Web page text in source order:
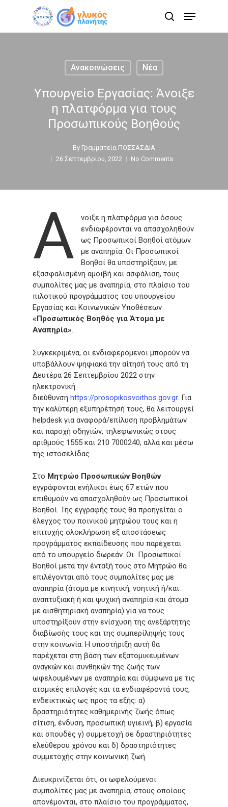
search
Menu
Ανακοινώσεις Νέα
Υπουργείο Εργασίας: Άνοιξε
η πλατφόρμα για τους
Προσωπικούς Βοηθούς
By Γραμματεία ΠΟΣΣΑΣΔΙΑ
26 Σεπτεμβρίου, 2022
No Comments
Ά
νοιξε η πλατφόρμα για όσους
ενδιαφέρονται να απασχοληθούν
ως Προσωπικοί Βοηθοί ατόμων
με αναπηρία. Οι Προσωπικοί
Βοηθοί θα υποστηρίξουν, με
εξασφαλισμένη αμοιβή και ασφάλιση, τους
συμπολίτες μας με αναπηρία, στο πλαίσιο του
πιλοτικού προγράμματος του υπουργείου
Εργασίας και Κοινωνικών Υποθέσεων
«Προσωπικός Βοηθός για Άτομα με
Αναπηρία».
Συγκεκριμένα, οι ενδιαφερόμενοι μπορούν να
υποβάλλουν ψηφιακά την αίτησή τους από τη
Δευτέρα 26 Σεπτεμβρίου 2022 στην
ηλεκτρονική
διεύθυνση https://prosopikosvoithos.gov.gr. Για
την καλύτερη εξυπηρέτησή τους, θα λειτουργεί
helpdesk για αναφορά/επίλυση προβλημάτων
και παροχή οδηγιών, τηλεφωνικώς στους
αριθμούς 1555 και 210 7000240, αλλά και μέσω
της ιστοσελίδας.
Στο Μητρώο Προσωπικών Βοηθών
εγγράφονται ενήλικοι έως 67 ετών που
επιθυμούν να απασχοληθούν ως Προσωπικοί
Βοηθοί. Της εγγραφής τους θα προηγείται ο
έλεγχος του ποινικού μητρώου τους και η
επιτυχής ολοκλήρωση εξ αποστάσεως
προγράμματος εκπαίδευσης που παρέχεται
από το υπουργείο δωρεάν. Οι Προσωπικοί
Βοηθοί μετά την ένταξή τους στο Μητρώο θα
επιλέγονται από τους συμπολίτες μας με
αναπηρία (άτομα με κινητική, νοητική ή/και
αναπτυξιακή ή και ψυχική αναπηρία και άτομα
με αισθητηριακή αναπηρία) για να τους
υποστηρίξουν στην ενίσχυση της ανεξάρτητης
διαβίωσής τους και της συμπερίληψής τους
στην κοινωνία. Η υποστήριξη αυτή θα
παρέχεται στη βάση των εξατομικευμένων
αναγκών και συνθηκών της ζωής των
ωφελουμένων με αναπηρία και σύμφωνα με τις
ατομικές επιλογές και τα ενδιαφέροντά τους,
ενδεικτικώς ως προς τα εξής: α)
δραστηριότητες καθημερινής ζωής όπως
σίτιση, ένδυση, προσωπική υγιεινή, β) εργασία
και σπουδές γ) συμμετοχή σε δραστηριότητες
ελεύθερου χρόνου και δ) δραστηριότητες
συμμετοχής στην κοινωνική ζωή.
Διευκρινίζεται ότι, οι ωφελούμενοι
συμπολίτες μας με αναπηρία, στους οποίους
απονέμονται, στο πλαίσιο του προγράμματος,